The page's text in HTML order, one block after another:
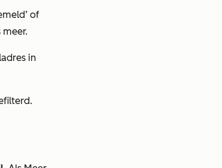
of
in